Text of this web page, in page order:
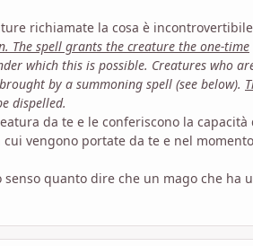
richiamate la cosa è
The spell grants the creature the one-time
which this is possible. Creatures who
by a summoning spell (see below).
dispelled.
da te e le conferiscono la capacità
vengono portate da te e nel
senso quanto dire che un mago che ha